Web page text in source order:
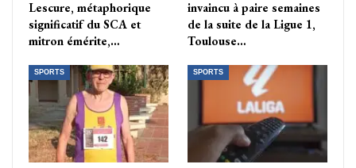
Lescure, métaphorique
significatif du SCA et
mitron émérite,…
invaincu à paire semaines
de la suite de la Ligue 1,
Toulouse…
SPORTS SPORTS